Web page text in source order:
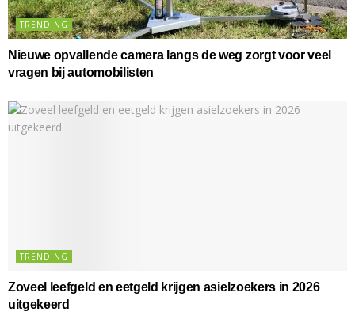
TRENDING
Nieuwe opvallende camera langs de weg zorgt voor veel
vragen bij automobilisten
TRENDING
Zoveel leefgeld en eetgeld krijgen asielzoekers in 2026
uitgekeerd